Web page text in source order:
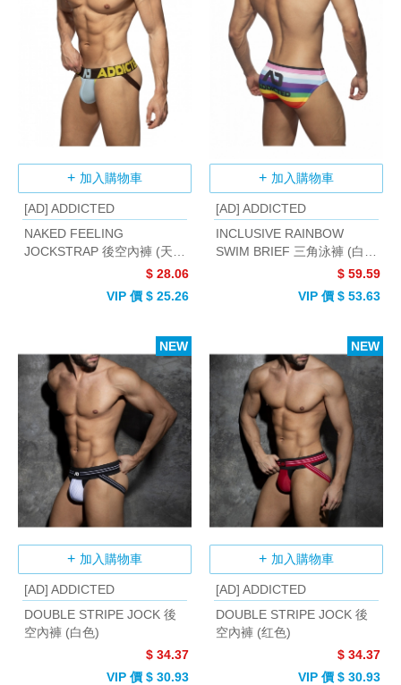
加入購物車
[AD] ADDICTED
NAKED FEELING
JOCKSTRAP 後空內褲 (天空
$ 28.06
VIP 價 $ 25.26
加入購物車
[AD] ADDICTED
INCLUSIVE RAINBOW
SWIM BRIEF 三角泳褲 (白
$ 59.59
VIP 價 $ 53.63
加入購物車
[AD] ADDICTED
DOUBLE STRIPE JOCK 後
空內褲 (白色)
$ 34.37
VIP 價 $ 30.93
NEW
加入購物車
[AD] ADDICTED
DOUBLE STRIPE JOCK 後
空內褲 (红色)
$ 34.37
VIP 價 $ 30.93
NEW